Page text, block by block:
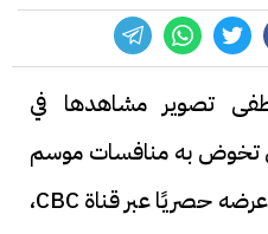
تصوير مشاهدها في
تخوض به منافسات موسم
دراما رمضان 2026، والمقرر عرضه حصريًا عبر قناة CBC،